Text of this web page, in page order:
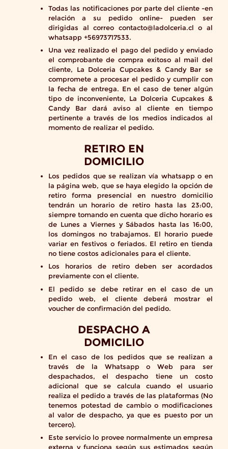
Todas las notificaciones por parte del cliente -en
relación a su pedido online- pueden ser
dirigidas al correo contacto@ladolceria.cl o al
whatsapp +56973717533.
Una vez realizado el pago del pedido y enviado
el comprobante de compra exitoso al mail del
cliente, La Dolceria Cupcakes & Candy Bar se
compromete a procesar el pedido y cumplir con
la fecha de entrega. En el caso de tener algún
tipo de inconveniente, La Dolceria Cupcakes &
Candy Bar dará aviso al cliente en tiempo
pertinente a través de los medios indicados al
momento de realizar el pedido.
RETIRO EN
DOMICILIO
Los pedidos que se realizan vía whatsapp o en
la página web, que se haya elegido la opción de
retiro forma presencial en nuestro domicilio
tendrán un horario de retiro hasta las 23:00,
siempre tomando en cuenta que dicho horario es
de Lunes a Viernes y Sábados hasta las 16:00,
los domingos no trabajamos. El horario puede
variar en festivos o feriados. El retiro en tienda
no tiene costos adicionales para el cliente.
Los horarios de retiro deben ser acordados
previamente con el cliente.
El pedido se debe retirar en el caso de un
pedido web, el cliente deberá mostrar el
voucher de confirmación del pedido.
DESPACHO A
DOMICILIO
En el caso de los pedidos que se realizan a
través de la Whatsapp o Web para ser
despachados, el despacho tiene un costo
adicional que se calcula cuando el usuario
realiza el pedido a través de las plataformas (No
tenemos potestad de cambio o modificaciones
al valor de despacho, ya que es puesto por un
tercero).
Este servicio lo provee normalmente un empresa
externa y funciona según sus estimados según